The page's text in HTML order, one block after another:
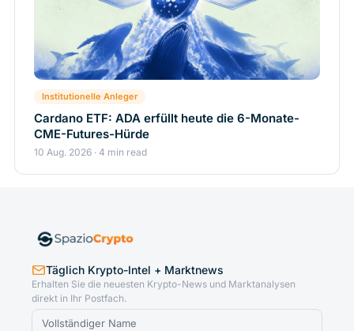
Institutionelle Anleger
Cardano ETF: ADA erfüllt heute die 6-Monate-
CME-Futures-Hürde
10 Aug. 2026 · 4 min read
Täglich Krypto-Intel + Marktnews
Erhalten Sie die neuesten Krypto-News und Marktanalysen
direkt in Ihr Postfach.